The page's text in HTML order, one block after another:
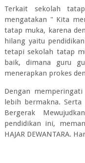
Terkait sekolah
mengatakan " Kita
tatap muka, karena
hilang yaitu
tetapi sekolah tatap
baik, dimana guru
menerapkan prokes
Dengan
lebih bermakna.
Bergerak
pendidikan ini,
HAJAR DEWANTARA.